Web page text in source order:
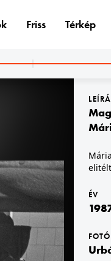
1987 · Márianosztra
Márianosztrai Fegyház és Börtön,
ÉV
Friss Térkép